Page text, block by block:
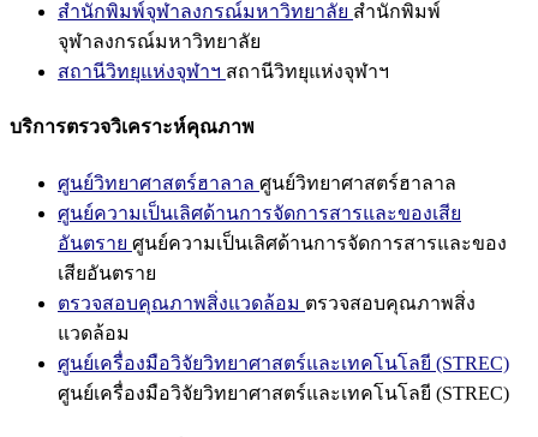
สำนักพิมพ์จุฬาลงกรณ์มหาวิทยาลัย สำนักพิมพ์
จุฬาลงกรณ์มหาวิทยาลัย
สถานีวิทยุแห่งจุฬาฯ สถานีวิทยุแห่งจุฬาฯ
บริการตรวจวิเคราะห์คุณภาพ
ศูนย์วิทยาศาสตร์ฮาลาล ศูนย์วิทยาศาสตร์ฮาลาล
ศูนย์ความเป็นเลิศด้านการจัดการสารและของเสีย
อันตราย ศูนย์ความเป็นเลิศด้านการจัดการสารและของ
เสียอันตราย
ตรวจสอบคุณภาพสิ่งแวดล้อม ตรวจสอบคุณภาพสิ่ง
แวดล้อม
ศูนย์เครื่องมือวิจัยวิทยาศาสตร์และเทคโนโลยี (STREC)
ศูนย์เครื่องมือวิจัยวิทยาศาสตร์และเทคโนโลยี (STREC)